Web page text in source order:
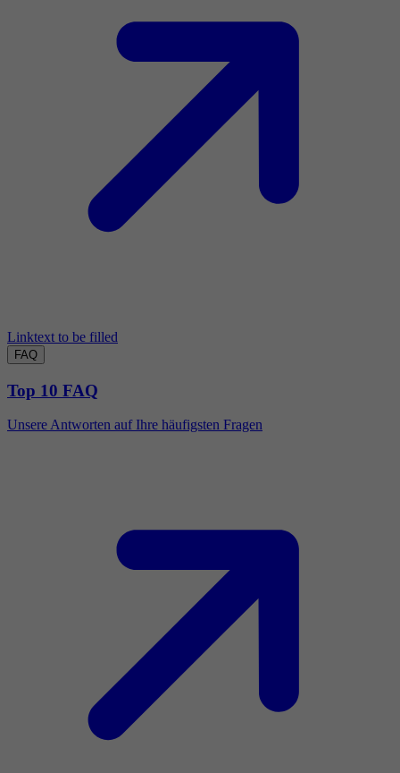
Linktext to be filled
FAQ
Top 10 FAQ
Unsere Antworten auf Ihre häufigsten Fragen